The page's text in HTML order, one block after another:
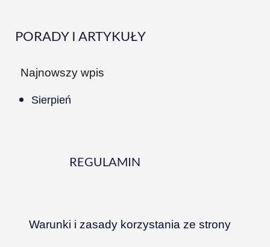
PORADY I ARTYKUŁY
Najnowszy wpis
Sierpień
REGULAMIN
Warunki i zasady korzystania ze strony